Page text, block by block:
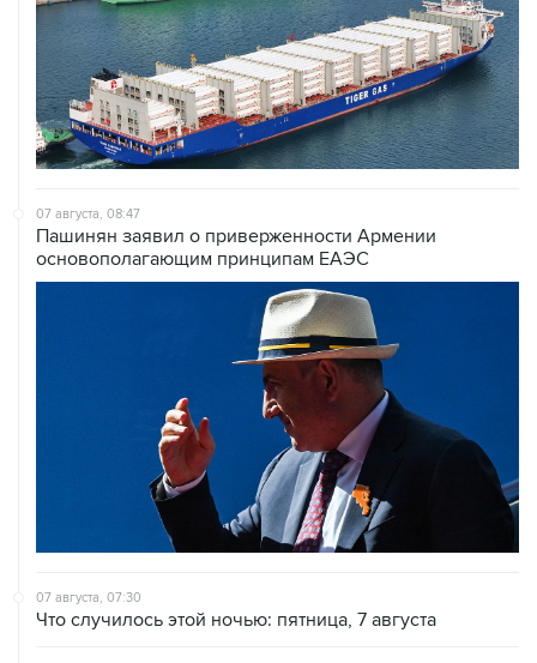
07 августа, 08:47
Пашинян заявил о приверженности Армении
основополагающим принципам ЕАЭС
07 августа, 07:30
Что случилось этой ночью: пятница, 7 августа